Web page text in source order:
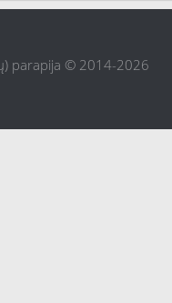
parapija © 2014-2026